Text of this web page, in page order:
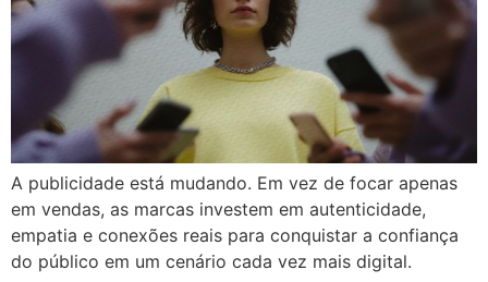
A publicidade está mudando. Em vez de focar apenas
em vendas, as marcas investem em autenticidade,
empatia e conexões reais para conquistar a confiança
do público em um cenário cada vez mais digital.